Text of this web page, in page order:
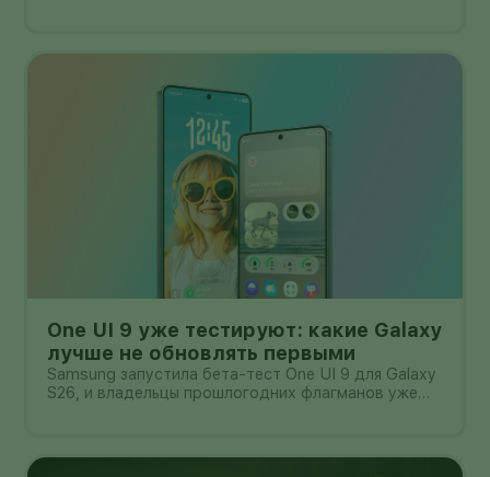
One UI 9 уже тестируют: какие Galaxy
лучше не обновлять первыми
Samsung запустила бета-тест One UI 9 для Galaxy
S26, и владельцы прошлогодних флагманов уже